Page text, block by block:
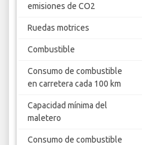
emisiones de CO2
Ruedas motrices
Combustible
Consumo de combustible
en carretera cada 100 km
Capacidad mínima del
maletero
Consumo de combustible